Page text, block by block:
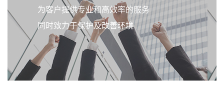
为客户提供专业和高效率的服务
同时致力于保护及改善环境